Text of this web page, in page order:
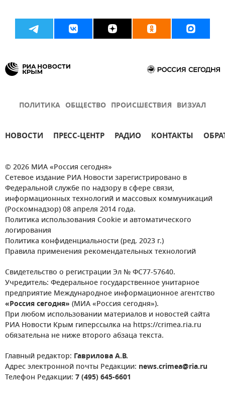
ПОЛИТИКА ОБЩЕСТВО ПРОИСШЕСТВИЯ ВИЗУАЛ
НОВОСТИ ПРЕСС-ЦЕНТР РАДИО КОНТАКТЫ
© 2026 МИА «Россия сегодня»
Сетевое издание РИА Новости зарегистрировано в
Федеральной службе по надзору в сфере связи,
информационных технологий и массовых коммуникаций
(Роскомнадзор) 08 апреля 2014 года.
Политика использования Cookie и автоматического
логирования
Политика конфиденциальности (ред. 2023 г.)
Правила применения рекомендательных технологий
Свидетельство о регистрации Эл № ФС77-57640.
Учредитель: Федеральное государственное унитарное
предприятие Международное информационное агентство
«Россия сегодня» (МИА «Россия сегодня»).
При любом использовании материалов и новостей сайта
РИА Новости Крым гиперссылка на https://crimea.ria.ru
обязательна не ниже второго абзаца текста.
Главный редактор: Гаврилова А.В.
Адрес электронной почты Редакции: news.crimea@ria.ru
Телефон Редакции: 7 (495) 645-6601